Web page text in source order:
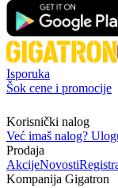
Isporuka
Šok cene i promocije
Korisnički nalog
Već imaš nalog?
Prodaja
AkcijeNovosti
Kompanija Gigatron